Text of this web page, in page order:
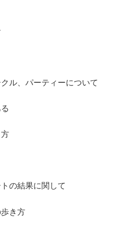
ル、パーティーについて
の結果に関して
き方